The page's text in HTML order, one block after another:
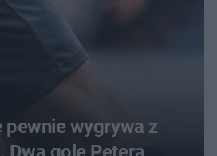
pewnie wygrywa z